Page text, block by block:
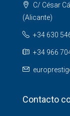
C/ César
(Alicante)
+34 630
+34 966
Contacto